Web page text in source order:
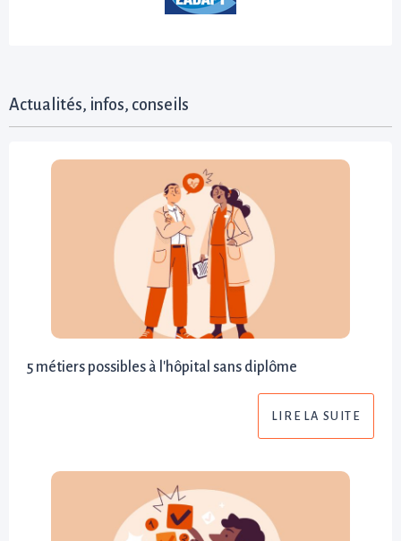
Actualités, infos, conseils
5 métiers possibles à l'hôpital sans diplôme
LIRE LA SUITE